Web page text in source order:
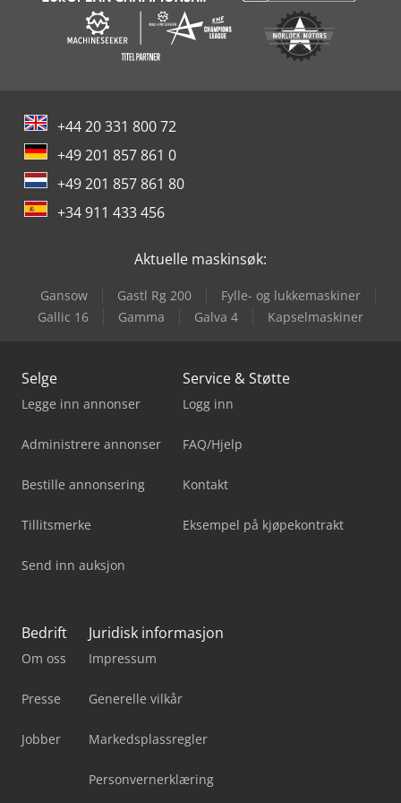
egne ansatte: katalogisering, klargjøring av kontor,
inspeksjon, utlevering av varer, logistikk, demontering og
grundig rydding. Enten du fant oss gjennom søk etter
tunglastreoler eller er på utkikk etter en galvanisert
+44 20 331 800 72
+49 201 857 861 0
+49 201 857 861 80
+34 911 433 456
Aktuelle maskinsøk:
Gansow Gastl Rg 200
Fylle- og lukkemaskiner
Gallic 16
Gamma Galva 4 Kapselmaskiner
Selge
Legge inn annonser
Administrere annonser
Bestille annonsering
Tillitsmerke
Send inn auksjon
Service & Støtte
Logg inn
FAQ/Hjelp
Kontakt
Eksempel på kjøpekontrakt
Bedrift
Om oss
Presse
Jobber
Juridisk informasjon
Impressum
Generelle vilkår
Markedsplassregler
Personvernerklæring